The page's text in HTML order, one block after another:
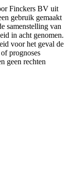
Finckers BV uit
gebruik gemaakt
samenstelling van
in acht genomen.
voor het geval de
prognoses
geen rechten